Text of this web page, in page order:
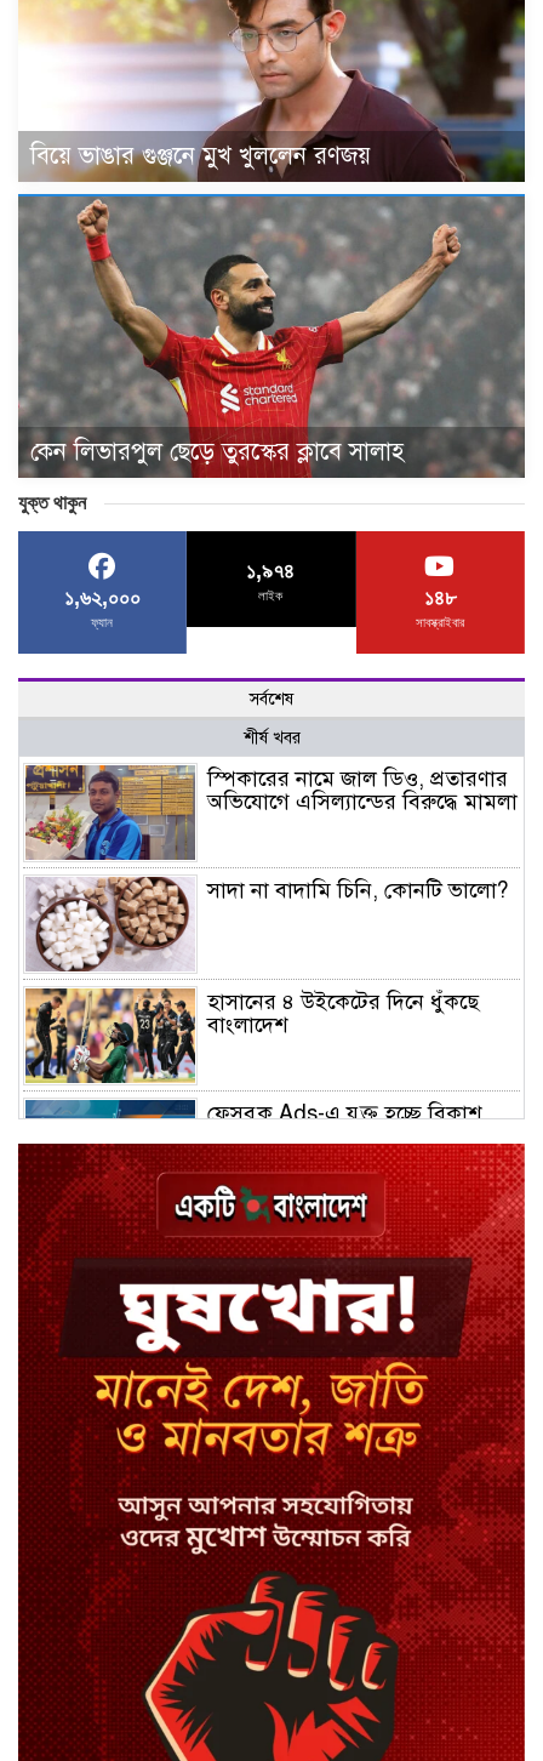
বিয়ে ভাঙার গুঞ্জনে মুখ খুললেন রণজয়
কেন লিভারপুল ছেড়ে তুরস্কের ক্লাবে সালাহ
যুক্ত থাকুন
১,৬২,০০০
ফ্যান
১,৯৭৪
লাইক ১৪৮
সাবস্ক্রাইবার
সর্বশেষ
শীর্ষ খবর
স্পিকারের নামে জাল ডিও, প্রতারণার
অভিযোগে এসিল্যান্ডের বিরুদ্ধে মামলা
সাদা না বাদামি চিনি, কোনটি ভালো?
হাসানের ৪ উইকেটের দিনে ধুঁকছে
বাংলাদেশ
ফেসবুক Ads-এ যুক্ত হচ্ছে বিকাশ
বিয়ে ভাঙার গুঞ্জনে মুখ খুললেন রণজয়
কেন লিভারপুল ছেড়ে তুরস্কের ক্লাবে
সালাহ
কপিল শর্মার অডিশনে বাদ পড়ার সেই
গল্প
যুক্তরাজ্যে সামাজিকমাধ্যমের কারফিউ
মানছে না কিশোররা
কটাক্ষ আর বিদ্রূপে জমে উঠেছে
ভ্যান্সের রাজনীতি